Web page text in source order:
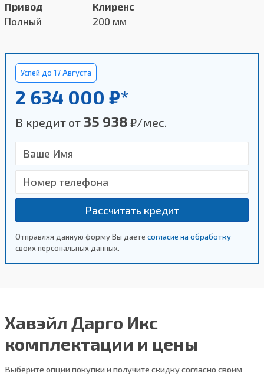
Привод
Полный
Клиренс
200 мм
Успей до 17 Августа
2 634 000 ₽*
В кредит от 35 938 ₽/мес.
Рассчитать кредит
Отправляя данную форму Вы даете согласие на обработку
своих персональных данных.
Хавэйл Дарго Икс
комплектации и цены
Выберите опции покупки и получите скидку согласно своим